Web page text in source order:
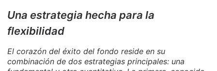
Una estrategia hecha para la
flexibilidad
El corazón del éxito del fondo reside en su
combinación de dos estrategias principales: una